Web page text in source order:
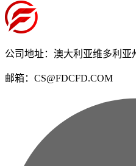
公司地址：澳大利亚维多利亚
邮箱：CS@FDCFD.COM